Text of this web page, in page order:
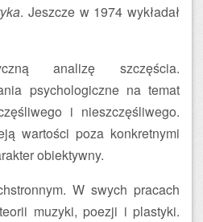
. Jeszcze w 1974 wykładał
analizę szczęścia.
psychologiczne na temat
i nieszczęśliwego.
wartości poza konkretnymi
obiektywny.
W swych pracach
muzyki, poezji i plastyki.